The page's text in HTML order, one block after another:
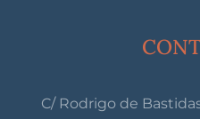
C/ Rodrigo de